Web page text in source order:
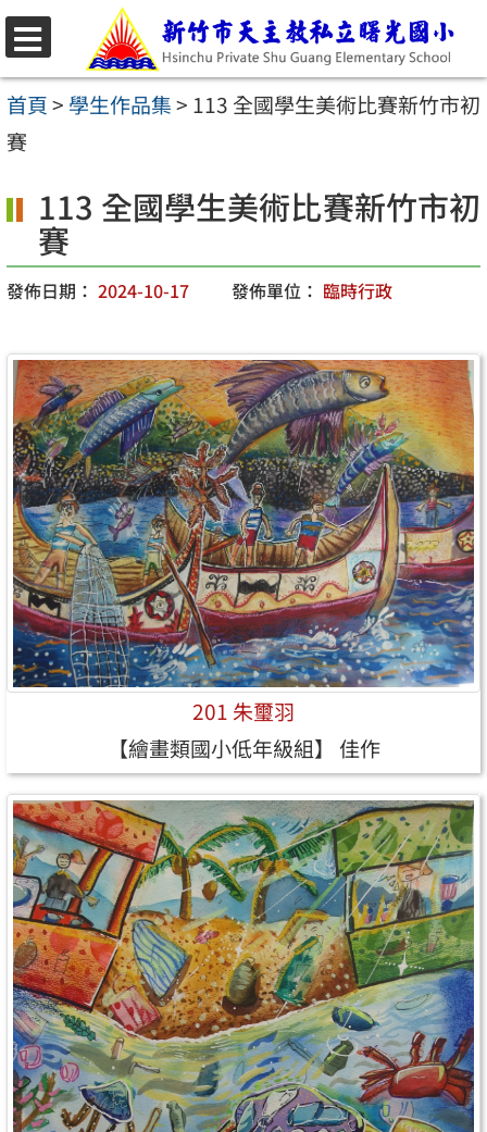
跳
至
主
要
容
選
單
首頁> 學生作品集> 113 全國學生美術比賽新竹市初
賽
113 全國學生美術比賽新竹市初
賽
發佈日期： 2024-10-17 發佈單位： 臨時行政
201 朱璽羽
【繪畫類國小低年級組】 佳作